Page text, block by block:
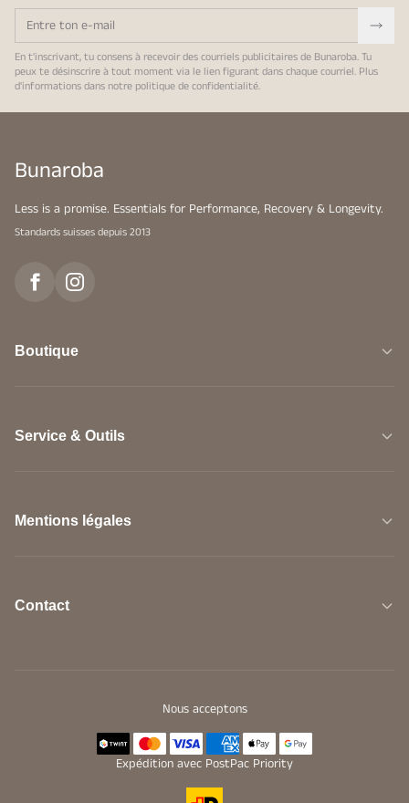
En t'inscrivant, tu consens à recevoir des courriels publicitaires de Bunaroba. Tu
peux te désinscrire à tout moment via le lien figurant dans chaque courriel. Plus
d'informations dans notre politique de confidentialité.
Bunaroba
Less is a promise. Essentials for Performance, Recovery & Longevity.
Standards suisses depuis 2013
Boutique
Service & Outils
Mentions légales
Contact
Nous acceptons
Expédition avec PostPac Priority